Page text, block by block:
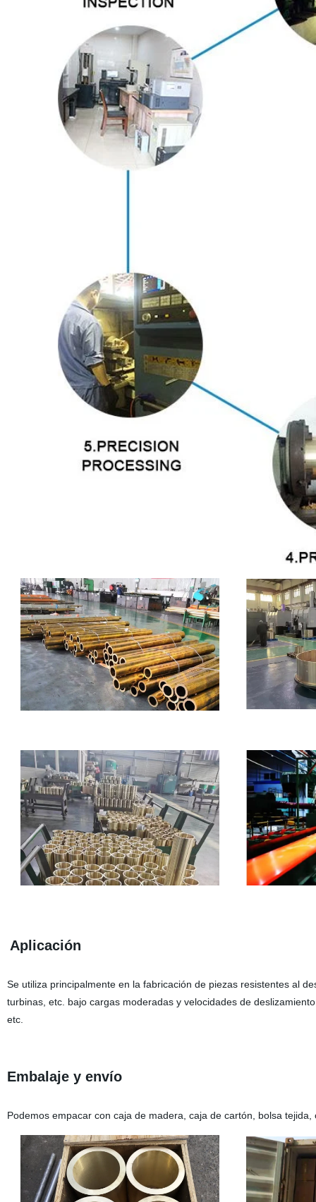
Aplicación
Se utiliza principalmente en la fabricación de piezas resistentes al
turbinas, etc. bajo cargas moderadas y velocidades de
etc.
Embalaje y envío
Podemos empacar con caja de madera, caja de cartón, bolsa